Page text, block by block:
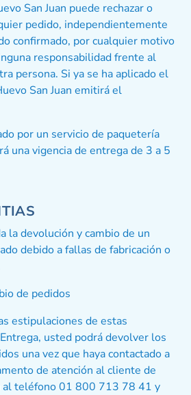
San Juan puede rechazar o
pedido, independientemente
confirmado, por cualquier motivo
responsabilidad frente al
persona. Si ya se ha aplicado el
San Juan emitirá el
por un servicio de paquetería
una vigencia de entrega de 3 a 5
la devolución y cambio de un
debido a fallas de fabricación o
de pedidos
estipulaciones de estas
usted podrá devolver los
una vez que haya contactado a
de atención al cliente de
al teléfono 01 800 713 78 41 y